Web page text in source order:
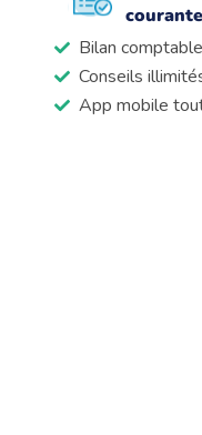
courante
Bilan comptable
Conseils
App mobile